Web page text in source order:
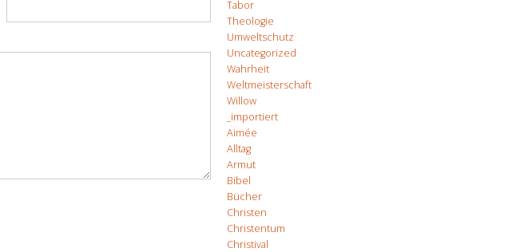
Tabor
Theologie
Umweltschutz
Uncategorized
Wahrheit
Weltmeisterschaft
Willow
_importiert
Aimée
Alltag
Armut
Bibel
Bücher
Christen
Christentum
Christival